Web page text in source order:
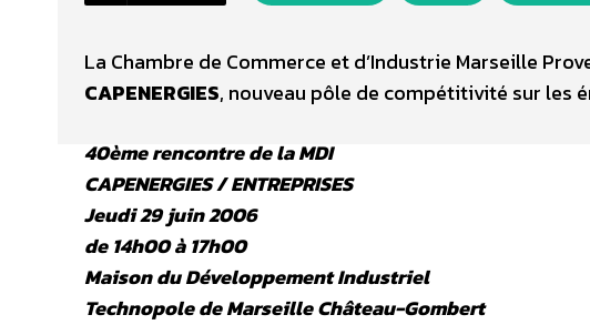
La Chambre de Commerce et d’Industrie Marseille
CAPENERGIES, nouveau pôle de compétitivité sur les
40ème rencontre de la MDI
CAPENERGIES / ENTREPRISES
Jeudi 29 juin 2006
de 14h00 à 17h00
Maison du Développement Industriel
Technopole de Marseille Château-Gombert